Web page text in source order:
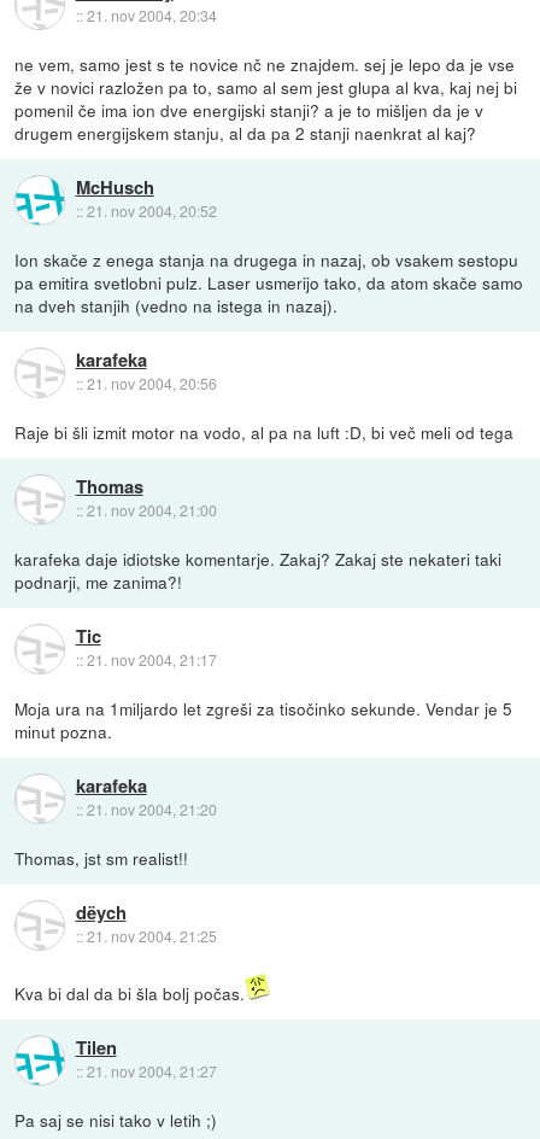
::21. nov 2004, 20:34
ne vem, samo jest s te novice nč ne znajdem. sej je lepo da je vse
že v novici razložen pa to, samo al sem jest glupa al kva, kaj nej bi
pomenil če ima ion dve energijski stanji? a je to mišljen da je v
drugem energijskem stanju, al da pa 2 stanji naenkrat al kaj?
McHusch
::21. nov 2004, 20:52
Ion skače z enega stanja na drugega in nazaj, ob vsakem sestopu
pa emitira svetlobni pulz. Laser usmerijo tako, da atom skače samo
na dveh stanjih (vedno na istega in nazaj).
karafeka
::21. nov 2004, 20:56
Raje bi šli izmit motor na vodo, al pa na luft :D, bi več meli od tega
Thomas
::21. nov 2004, 21:00
karafeka daje idiotske komentarje. Zakaj? Zakaj ste nekateri taki
podnarji, me zanima?!
Tic
::21. nov 2004, 21:17
Moja ura na 1miljardo let zgreši za tisočinko sekunde. Vendar je 5
minut pozna.
karafeka
::21. nov 2004, 21:20
Thomas, jst sm realist!!
dëych
::21. nov 2004, 21:25
Kva bi dal da bi šla bolj počas.
Tilen
::21. nov 2004, 21:27
Pa saj se nisi tako v letih ;)